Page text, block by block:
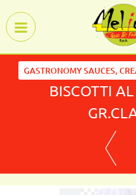
GASTRONOMY SAUCES,
BISCOTTI